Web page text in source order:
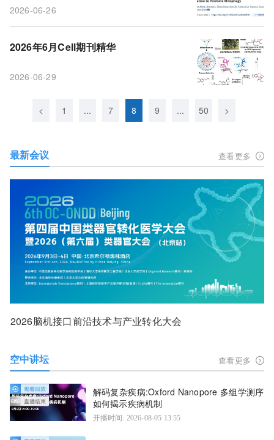
2026-06-26
2026年6月Cell期刊精华
2026-06-29
< 1 ... 7 8 9 ... 50 >
最新会议 查看更多
2026脑机接口前沿技术与产业转化大会
空中讲坛 查看更多
解码复杂疾病:Oxford Nanopore 多组学测序
如何揭示疾病机制
开播时间: 2026-08-05 13:55